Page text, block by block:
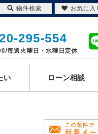
295-554
毎週火曜日・水曜日定休
い ローン相談
物件検索 お気に入